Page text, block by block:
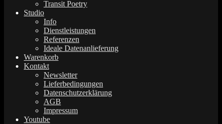
Transit Poetry
Studio
Info
Dienstleistungen
Referenzen
Ideale Datenanlieferung
Warenkorb
Kontakt
Newsletter
Lieferbedingungen
Datenschutzerklärung
AGB
Impressum
Youtube